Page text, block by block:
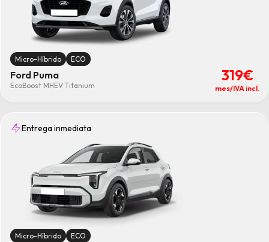
Micro-Híbrido ECO
Ford Puma
EcoBoost MHEV Titanium
319€
mes/IVA incl.
Entrega inmediata
Micro-Híbrido ECO